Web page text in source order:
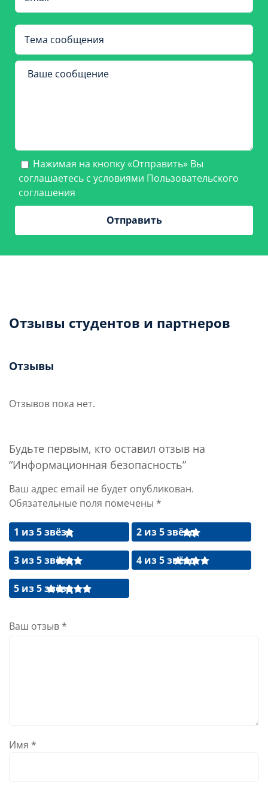
Нажимая на кнопку «Отправить» Вы
соглашаетесь с условиями Пользовательского
соглашения
Отзывы студентов и партнеров
Отзывы
Отзывов пока нет.
Будьте первым, кто оставил отзыв на
“Информационная безопасность”
Ваш адрес email не будет опубликован.
Обязательные поля помечены *
1 из 5 звёзд 2 из 5 звёзд
3 из 5 звёзд 4 из 5 звёзд
5 из 5 звёзд
Ваш отзыв *
Имя *